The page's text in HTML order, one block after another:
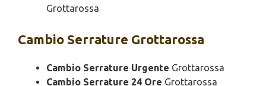
Grottarossa
Cambio Serrature Grottarossa
Cambio Serrature Urgente Grottarossa
Cambio Serrature 24 Ore Grottarossa